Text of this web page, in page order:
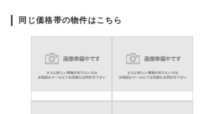
同じ価格帯の物件はこちら